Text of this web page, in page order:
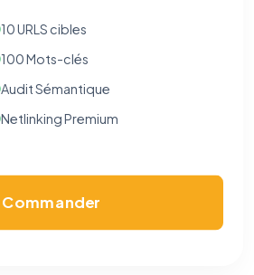
10 URLS cibles
100 Mots-clés
Audit Sémantique
Netlinking Premium
Commander